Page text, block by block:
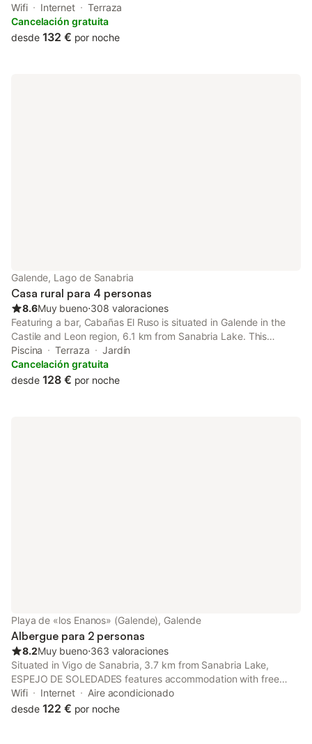
Sanabria Lake. Guests can benefit from a balcony and an
outdoor fireplace.
Wifi Internet
Terraza
Cancelación gratuita
desde 132 € por noche
Galende, Lago de Sanabria
Casa rural para 4 personas
8.6Muy bueno⋅308 valoraciones
Featuring a bar, Cabañas El Ruso is situated in Galende in the
Castile and Leon region, 6.1 km from Sanabria Lake. This
property offers access to a terrace and free private parking.
Piscina Terraza
Jardín
Cancelación gratuita
desde 128 € por noche
Playa de «los Enanos» (Galende), Galende
Albergue para 2 personas
8.2Muy bueno⋅363 valoraciones
Situated in Vigo de Sanabria, 3.7 km from Sanabria Lake,
ESPEJO DE SOLEDADES features accommodation with free
WiFi, air conditioning and access to a garden with a terrace. The
lodge offers 4-star accommodation with a hot tub.
Wifi Internet
Aire acondicionado
desde 122 € por noche